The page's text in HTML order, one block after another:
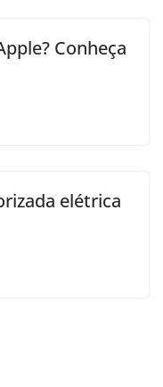
Conheça
elétrica